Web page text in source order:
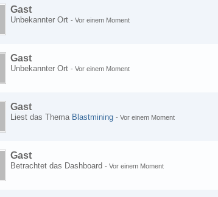
Gast
Unbekannter Ort - Vor einem Moment
Gast
Unbekannter Ort - Vor einem Moment
Gast
Liest das Thema Blastmining - Vor einem Moment
Gast
Betrachtet das Dashboard - Vor einem Moment